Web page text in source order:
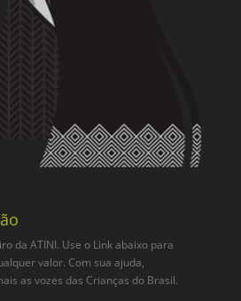
da ATINI. Use o Link abaixo para
valor. Com sua ajuda,
as vozes das Crianças do Brasil.